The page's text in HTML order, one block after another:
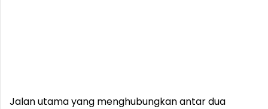
Jalan utama yang menghubungkan antar dua